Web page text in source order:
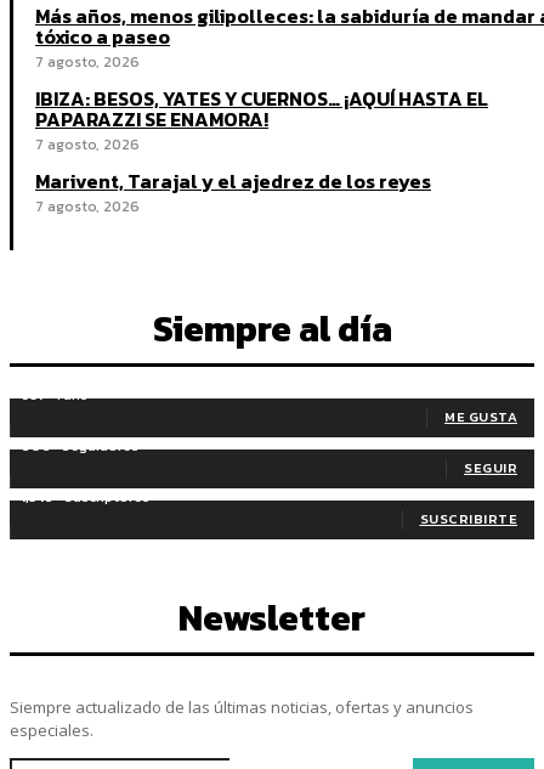
Más años, menos gilipolleces: la sabiduría de mandar
tóxico a paseo
7 agosto, 2026
IBIZA: BESOS, YATES Y CUERNOS… ¡AQUÍ HASTA EL
PAPARAZZI SE ENAMORA!
7 agosto, 2026
Marivent, Tarajal y el ajedrez de los reyes
7 agosto, 2026
Siempre al día
937 Fans
ME GUSTA
606 Seguidores
SEGUIR
1,345 Suscriptores
SUSCRIBIRTE
Newsletter
Siempre actualizado de las últimas noticias, ofertas y anuncios
especiales.